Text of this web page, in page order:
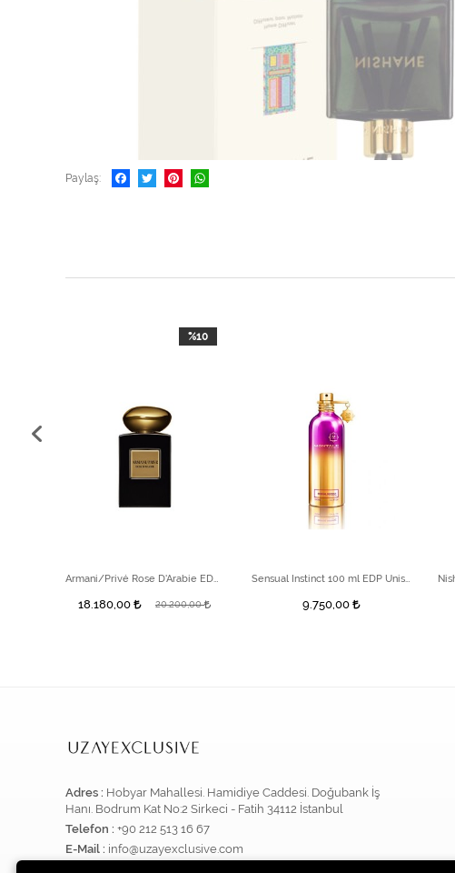
Paylaş
18.180,00 20.200,00
%10
9.750,00
Adres : Hobyar Mahallesi. Hamidiye Caddesi. Doğubank İş
Hanı. Bodrum Kat No:2 Sirkeci - Fatih 34112 İstanbul
Telefon : +90 212 513 16 67
E-Mail : info@uzayexclusive.com